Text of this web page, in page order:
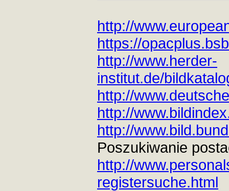
http://
https://
http://www.herder-
institut.de/
http://
http://
http://
Poszukiwanie
http://
registersuche.html